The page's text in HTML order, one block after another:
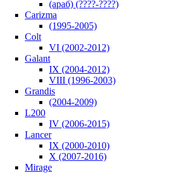
(араб) (????-????)
Carizma
(1995-2005)
Colt
VI (2002-2012)
Galant
IX (2004-2012)
VIII (1996-2003)
Grandis
(2004-2009)
L200
IV (2006-2015)
Lancer
IX (2000-2010)
X (2007-2016)
Mirage